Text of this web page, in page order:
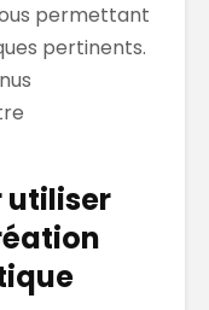
permettant
pertinents.
utiliser